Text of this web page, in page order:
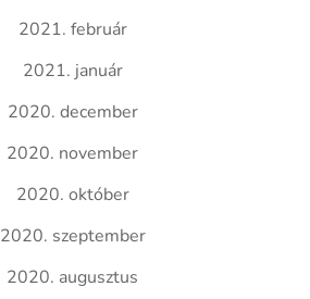
2021. február
2021. január
2020. december
2020. november
2020. október
2020. szeptember
2020. augusztus